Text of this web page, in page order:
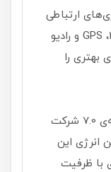
ارتباطی
این تبلت باید به بلوتوث نسخه‌ی 4.0، GPS و رادیو
بهتری را
لنوو در این تبلت، سیستم‌عامل نسخه‌ی 7.0 شرکت
انرژی این
با‌ ظرفیت